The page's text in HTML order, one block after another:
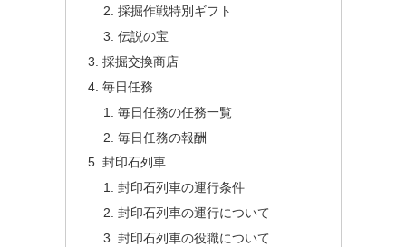
採掘作戦特別ギフト
伝説の宝
採掘交換商店
毎日任務
毎日任務の任務一覧
毎日任務の報酬
封印石列車
封印石列車の運行条件
封印石列車の運行について
封印石列車の役職について